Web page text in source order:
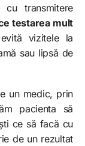
transmitere
testarea mult
vizitele la
sau lipsă de
un medic, prin
pacienta să
ce să facă cu
de un rezultat